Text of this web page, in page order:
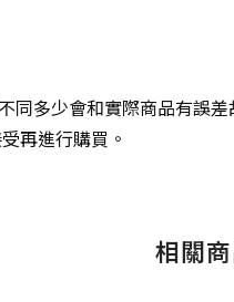
多少會和實際商品有誤
再進行購買。
相關